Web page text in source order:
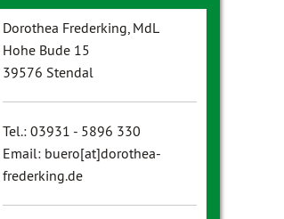
Dorothea Frederking, MdL
Hohe Bude 15
39576 Stendal
Tel.: 03931 - 5896 330
Email: buero[at]dorothea-
frederking.de